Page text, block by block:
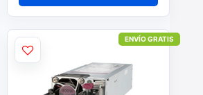
ENVÍO GRATIS